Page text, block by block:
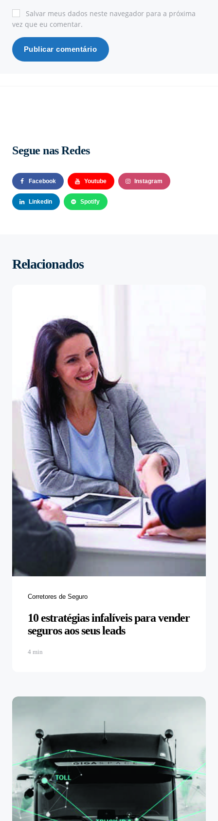
Salvar meus dados neste navegador para a próxima
vez que eu comentar.
Segue nas Redes
Facebook Youtube Instagram
Linkedin Spotify
Relacionados
Categories
Corretores de Seguro
10 estratégias infalíveis para vender
seguros aos seus leads
4 min